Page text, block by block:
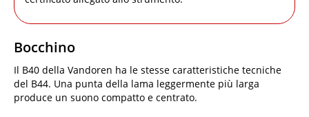
Bocchino
Il B40 della Vandoren ha le stesse caratteristiche tecniche
del B44. Una punta della lama leggermente più larga
produce un suono compatto e centrato.